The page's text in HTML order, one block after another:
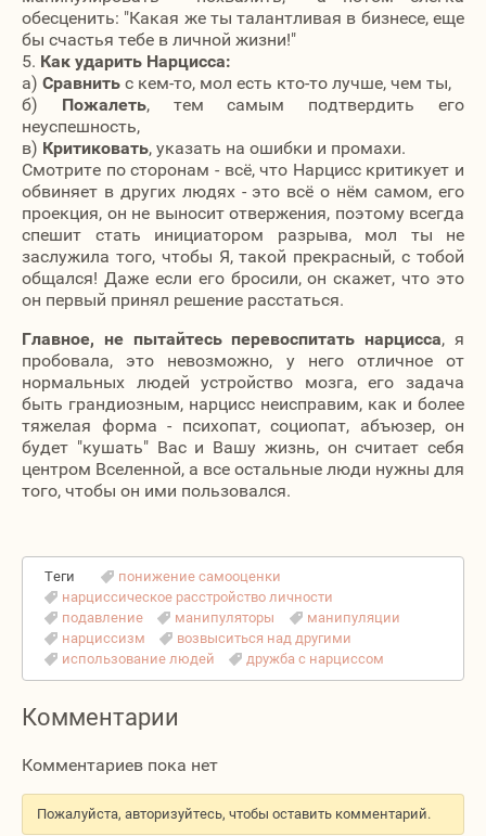
обесценить: "Какая же ты талантливая в бизнесе, еще
бы счастья тебе в личной жизни!"
5. Как ударить Нарцисса:
а) Сравнить с кем-то, мол есть кто-то лучше, чем ты,
б) Пожалеть, тем самым подтвердить его
неуспешность,
в) Критиковать, указать на ошибки и промахи.
Смотрите по сторонам - всё, что Нарцисс критикует и
обвиняет в других людях - это всё о нём самом, его
проекция, он не выносит отвержения, поэтому всегда
спешит стать инициатором разрыва, мол ты не
заслужила того, чтобы Я, такой прекрасный, с тобой
общался! Даже если его бросили, он скажет, что это
он первый принял решение расстаться.
Главное, не пытайтесь перевоспитать нарцисса, я
пробовала, это невозможно, у него отличное от
нормальных людей устройство мозга, его задача
быть грандиозным, нарцисс неисправим, как и более
тяжелая форма - психопат, социопат, абъюзер, он
будет "кушать" Вас и Вашу жизнь, он считает себя
центром Вселенной, а все остальные люди нужны для
того, чтобы он ими пользовался.
Теги
понижение самооценки
нарциссическое расстройство личности
подавление
манипуляторы
манипуляции
нарциссизм
возвыситься над другими
использование людей
дружба с нарциссом
Комментарии
Комментариев пока нет
Пожалуйста, авторизуйтесь, чтобы оставить комментарий.